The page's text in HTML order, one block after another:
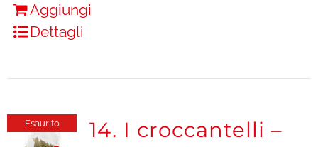
Aggiungi
Dettagli
Esaurito
14. I croccantelli –